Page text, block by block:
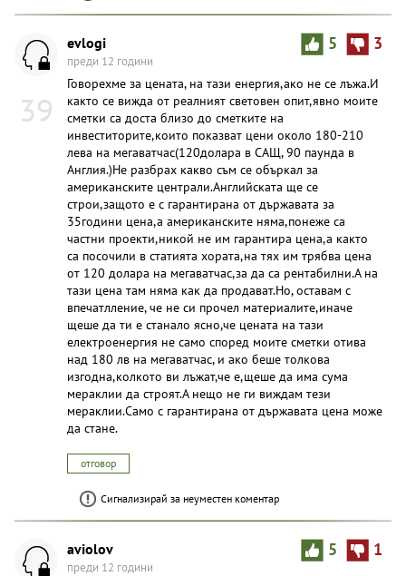
39
5 3
evlogi
преди 12 години
Говорехме за цената, на тази енергия,ако не се лъжа.И
както се вижда от реалният световен опит,явно моите
сметки са доста близо до сметките на
инвеститорите,които показват цени около 180-210
лева на мегаватчас(120долара в САЩ, 90 паунда в
Англия.)Не разбрах какво съм се объркал за
американските централи.Английската ще се
строи,защото е с гарантирана от държавата за
35години цена,а американските няма,понеже са
частни проекти,никой не им гарантира цена,а както
са посочили в статията хората,на тях им трябва цена
от 120 долара на мегаватчас,за да са рентабилни.А на
тази цена там няма как да продават.Но, оставам с
впечатлление, че не си прочел материалите,иначе
щеше да ти е станало ясно,че цената на тази
електроенергия не само според моите сметки отива
над 180 лв на мегаватчас, и ако беше толкова
изгодна,колкото ви лъжат,че е,щеше да има сума
мераклии да строят.А нещо не ги виждам тези
мераклии.Само с гарантирана от държавата цена може
да стане.
отговор
Сигнализирай за неуместен коментар
5 1
aviolov
преди 12 години